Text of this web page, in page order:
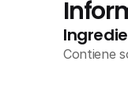
Contiene